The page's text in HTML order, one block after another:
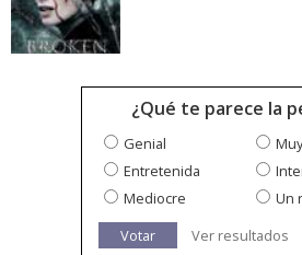
¿Qué te parece la
Genial
Entretenida
Mediocre
Un
Votar
Ver resultados